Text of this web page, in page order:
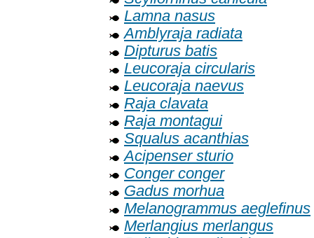
Lamna nasus
Amblyraja radiata
Dipturus batis
Leucoraja circularis
Leucoraja naevus
Raja clavata
Raja montagui
Squalus acanthias
Acipenser sturio
Conger conger
Gadus morhua
Melanogrammus aeglefinus
Merlangius merlangus